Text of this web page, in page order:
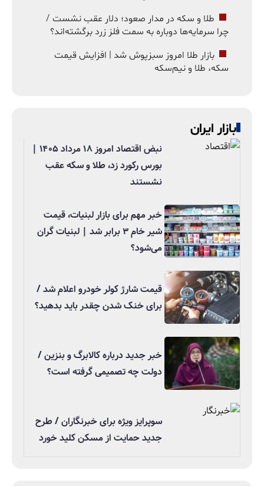
طلا و سکه در مدار صعود؛ دلار عقب نشست /
چرا سرمایه‌ها دوباره به سمت فلز زرد برگشته‌اند؟
بازار طلا امروز سبزپوش شد | افزایش قیمت
سکه، طلا و نیم‌سکه
بازار ایران
نبض اقتصاد امروز ۱۸ مرداد ۱۴۰۵ |
بورس رکورد زد، طلا و سکه عقب
نشستند
خبر مهم برای بازار لبنیات، قیمت
شیر خام ۳ برابر شد | لبنیات گران
می‌شود؟
قیمت شارژ کولر خودرو اعلام شد /
برای خنک شدن چقدر باید بدهید؟
خبر جدید درباره کالابرگ و بنزین /
دولت چه تصمیمی گرفته است؟
سوپرایز ویژه برای خبرنگاران / طرح
جدید حمایت از مسکن کلید خورد